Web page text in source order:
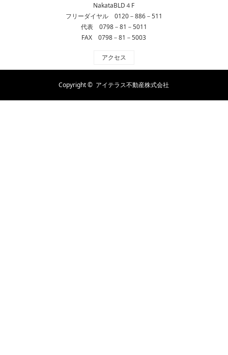
NakataBLD４F
フリーダイヤル 0120－886－511
代表 0798－81－5011
FAX 0798－81－5003
アクセス
Copyright © アイテラス不動産株式会社